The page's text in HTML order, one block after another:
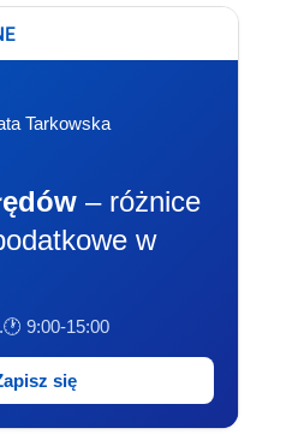
Tarkowska
– różnice
w
🕐 9:00-15:00
się